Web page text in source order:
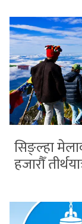
सिङ्ल्हा
हजारौँ